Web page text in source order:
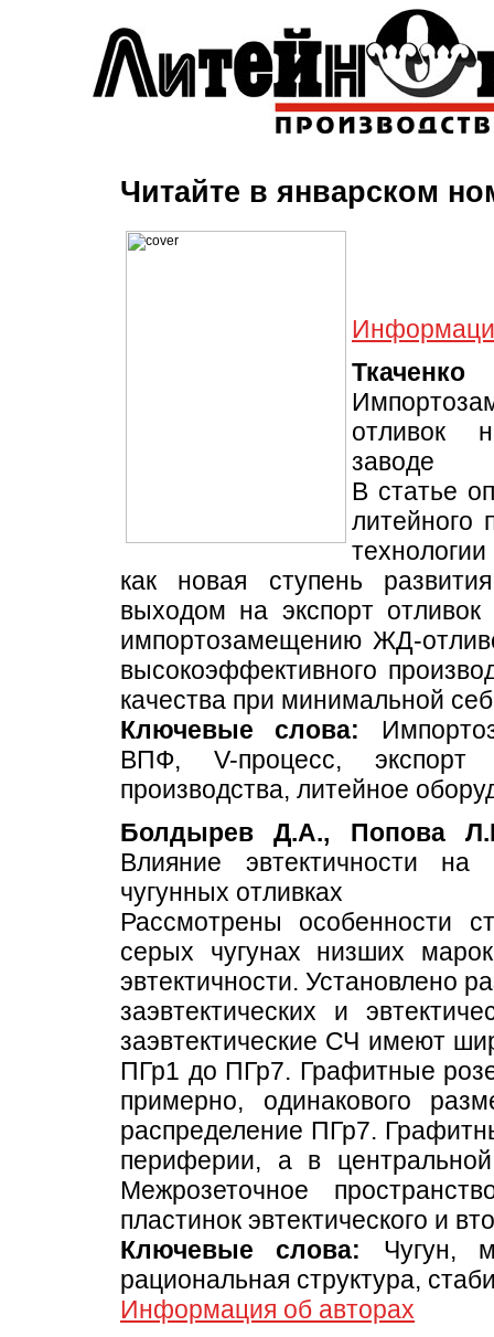
Читайте в январском
отливок
заводе
В статье
литейного
как новая ступень
выходом на экспорт
импортозамещению ЖД-
высокоэффективного
качества при минимальной
Ключевые слова:
ВПФ, V-процесс, экспорт
производства, литейное
Болдырев Д.А., Попова
Влияние эвтектичности на
чугунных отливках
Рассмотрены особенности
серых чугунах низших
эвтектичности. Установлено
заэвтектических и
заэвтектические СЧ имеют
ПГр1 до ПГр7. Графитные
примерно, одинакового
распределение ПГр7.
периферии, а в
Межрозеточное
пластинок эвтектического и
Ключевые слова: Чугун,
рациональная структура,
Информация об авторах